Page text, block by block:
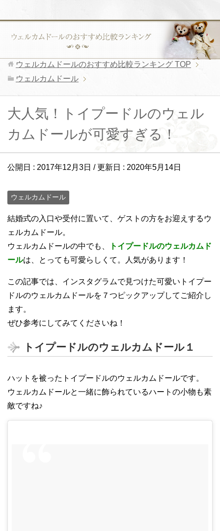
ウェルカムドールのおすすめ比較ランキング TOP
ウェルカムドール
大人気！トイプードルのウェル
カムドールが可愛すぎる！
公開日 : 2017年12月3日 / 更新日 : 2020年5月14日
ウェルカムドール
結婚式の入口や受付に置いて、ゲストの方をお迎えするウ
ェルカムドール。
ウェルカムドールの中でも、
トイプードルのウェルカムド
ールは、とっても可愛らしくて。人気があります！
この記事では、インスタグラムで見つけた可愛いトイプー
ドルのウェルカムドールを７つピックアップしてご紹介し
ます。
ぜひ参考にしてみてくださいね！
トイプードルのウェルカムドール１
ハットを被ったトイプードルのウェルカムドールです。
ウェルカムドールと一緒に飾られているハートの小物も素
敵ですね♪